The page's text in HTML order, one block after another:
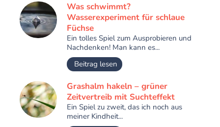
Was schwimmt?
Wasserexperiment für schlaue
Füchse
Ein tolles Spiel zum Ausprobieren und
Nachdenken! Man kann es...
Beitrag lesen
Grashalm hakeln – grüner
Zeitvertreib mit Suchteffekt
Ein Spiel zu zweit, das ich noch aus
meiner Kindheit...